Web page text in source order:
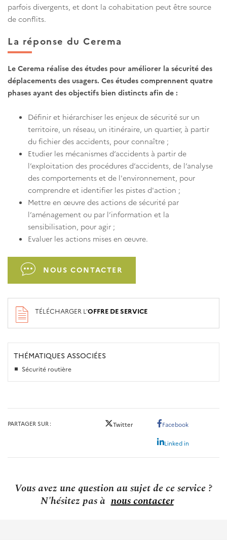
parfois divergents, et dont la cohabitation peut être source
de conflits.
La réponse du Cerema
Le Cerema réalise des études pour améliorer la sécurité des
déplacements des usagers. Ces études comprennent quatre
phases ayant des objectifs bien distincts afin de :
Définir et hiérarchiser les enjeux de sécurité sur un
territoire, un réseau, un itinéraire, un quartier, à partir
du fichier des accidents, pour connaître ;
Etudier les mécanismes d’accidents à partir de
l’exploitation des procédures d’accidents, de l’analyse
des comportements et de l'environnement, pour
comprendre et identifier les pistes d'action ;
Mettre en œuvre des actions de sécurité par
l’aménagement ou par l’information et la
sensibilisation, pour agir ;
Evaluer les actions mises en œuvre.
NOUS CONTACTER
TÉLÉCHARGER L'OFFRE DE SERVICE
THÉMATIQUES ASSOCIÉES
Sécurité routière
PARTAGER SUR Twitter Facebook
Linked in
Vous avez une question au sujet de ce service ?
N'hésitez pas à nous contacter